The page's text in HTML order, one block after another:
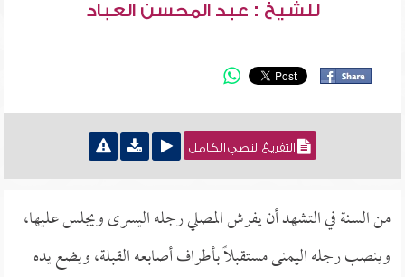
للشيخ : عبد المحسن العباد
التفريغ النصي الكامل
من السنة في التشهد أن يفرش المصلي رجله اليسرى ويجلس عليها،
وينصب رجله اليمنى مستقبلاً بأطراف أصابعه القبلة، ويضع يده